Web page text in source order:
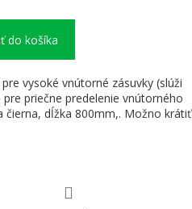
do košíka
vysoké vnútorné zásuvky (slúži
priečne predelenie vnútorného
čierna, dĺžka 800mm,. Možno krátiť